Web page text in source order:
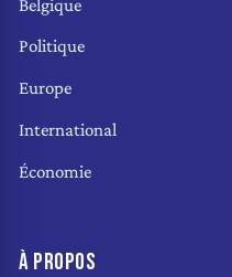
Belgique
Politique
Europe
International
Économie
À PROPOS